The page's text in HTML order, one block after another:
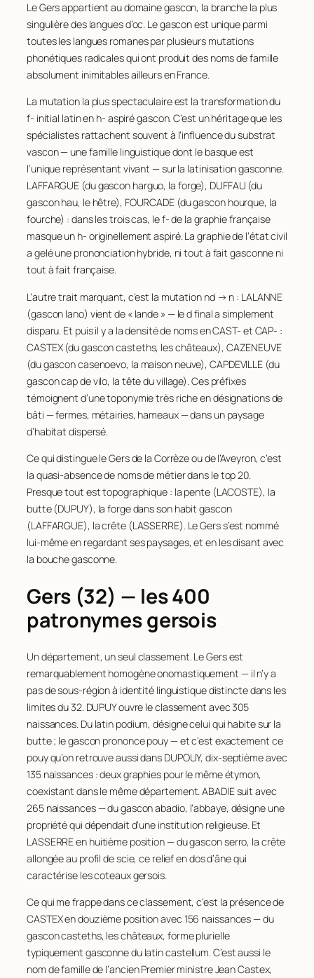
Le Gers appartient au domaine gascon, la branche la plus
singulière des langues d’oc. Le gascon est unique parmi
toutes les langues romanes par plusieurs mutations
phonétiques radicales qui ont produit des noms de famille
absolument inimitables ailleurs en France.
La mutation la plus spectaculaire est la transformation du
f- initial latin en h- aspiré gascon. C’est un héritage que les
spécialistes rattachent souvent à l’influence du substrat
vascon — une famille linguistique dont le basque est
l’unique représentant vivant — sur la latinisation gasconne.
LAFFARGUE (du gascon harguo, la forge), DUFFAU (du
gasconhau, le hêtre), FOURCADE (du gascon hourque, la
fourche) : dans les trois cas, lef-de la graphie française
masque un h- originellement aspiré. La graphie de l’état civil
a gelé une prononciation hybride, ni tout à fait gasconne ni
tout à fait française.
L’autre trait marquant, c’est la mutation nd→ n : LALANNE
(gascon lano) vient de « lande » — ledfinal a simplement
disparu. Et puis il y a la densité de noms enCAST- et CAP- :
CASTEX (du gasconcasteths, les châteaux), CAZENEUVE
(du gasconcasenoevo, la maison neuve), CAPDEVILLE (du
gasconcap de vilo, la tête du village). Ces préfixes
témoignent d’une toponymie très riche en désignations de
bâti — fermes, métairies, hameaux — dans un paysage
d’habitat dispersé.
Ce qui distingue le Gers de la Corrèze ou de l’Aveyron, c’est
la quasi-absence de noms de métier dans le top 20.
Presque tout est topographique : la pente (LACOSTE), la
butte (DUPUY), la forge dans son habit gascon
(LAFFARGUE), la crête (LASSERRE). Le Gers s’est nommé
lui-même en regardant ses paysages, et en les disant avec
la bouche gasconne.
Gers (32) — les 400
patronymes gersois
Un département, un seul classement. Le Gers est
remarquablement homogène onomastiquement — il n’y a
pas de sous-région à identité linguistique distincte dans les
limites du 32. DUPUY ouvre le classement avec 305
naissances. Du latin podium, désigne celui qui habite sur la
butte ; le gascon prononcepouy— et c’est exactement ce
pouyqu’on retrouve aussi dans DUPOUY, dix-septième avec
135 naissances : deux graphies pour le même étymon,
coexistant dans le même département. ABADIE suit avec
265 naissances — du gasconabadio, l’abbaye, désigne une
propriété qui dépendait d’une institution religieuse. Et
LASSERRE en huitième position — du gasconserro, la crête
allongée au profil de scie, ce relief en dos d’âne qui
caractérise les coteaux gersois.
Ce qui me frappe dans ce classement, c’est la présence de
CASTEX en douzième position avec 156 naissances — du
gasconcasteths, les châteaux, forme plurielle
typiquement gasconne du latincastellum. C’est aussi le
nom de famille de l’ancien Premier ministre Jean Castex,